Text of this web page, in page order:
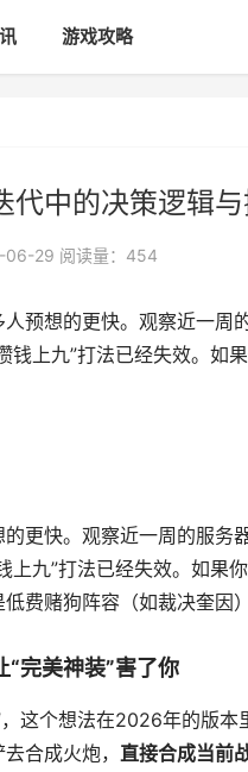
游戏攻略
代中的决策逻辑
06-29 阅读量：454
预想的更快。观察近一
钱上九”打法已经失效。如
更快。观察近一周的服务器
上九”打法已经失效。如果
费赌狗阵容（如裁决奎因
完美神装”害了你
这个想法在2026年的版
合成火炮， 直接合成当前